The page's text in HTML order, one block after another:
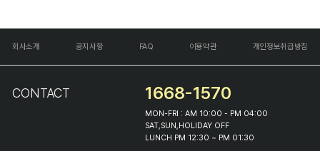
회사소개 공지사항 FAQ 이용약관 개인정보취급방침
CONTACT 1668-1570
MON-FRI : AM 10:00 - PM 04:00
SAT,SUN,HOLIDAY OFF
LUNCH PM 12:30 ~ PM 01:30